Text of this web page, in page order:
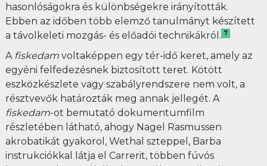
hasonlóságokra és különbségekre irányították.
Ebben az időben több elemző tanulmányt készített
a távolkeleti mozgás- és előadói technikákról. 7
A fiskedamvoltaképpen egy tér-idő keret, amely az
egyéni felfedezésnek biztosított teret. Kötött
eszközkészlete vagy szabályrendszere nem volt, a
résztvevők határozták meg annak jellegét. A
fiskedam-ot bemutató dokumentumfilm
részletében látható, ahogy Nagel Rasmussen
akrobatikát gyakorol, Wethal szteppel, Barba
instrukciókkal látja el Carrerit, többen fúvós